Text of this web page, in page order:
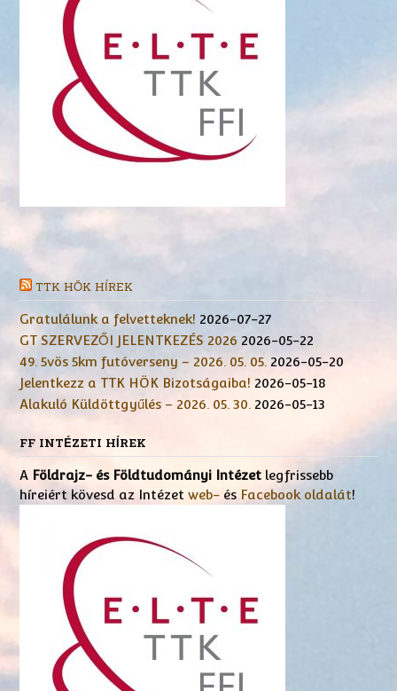
TTK HÖK HÍREK
Gratulálunk a felvetteknek! 2026-07-27
GT SZERVEZŐI JELENTKEZÉS 2026 2026-05-22
49. 5vös 5km futóverseny – 2026. 05. 05. 2026-05-20
Jelentkezz a TTK HÖK Bizotságaiba! 2026-05-18
Alakuló Küldöttgyűlés – 2026. 05. 30. 2026-05-13
FF INTÉZETI HÍREK
A Földrajz- és Földtudományi Intézet legfrissebb
híreiért kövesd az Intézet web- és Facebook oldalát!